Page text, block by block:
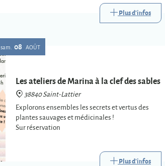
Plus d'infos
sam. 08 AOÛT
Les ateliers de Marina à la clef des sables
38840 Saint-Lattier
Explorons ensembles les secrets et vertus des
plantes sauvages et médicinales !
Sur réservation
Plus d'infos